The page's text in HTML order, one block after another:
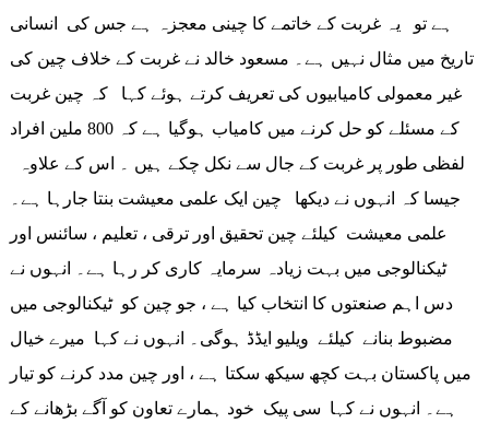
ہے تو یہ غربت کے خاتمے کا چینی معجزہ ہے جس کی انسانی
تاریخ میں مثال نہیں ہے۔ مسعود خالد نے غربت کے خلاف چین کی
غیر معمولی کامیابیوں کی تعریف کرتے ہوئے کہا کہ چین غربت
کے مسئلے کو حل کرنے میں کامیاب ہوگیا ہے کہ 800 ملین افراد
لفظی طور پر غربت کے جال سے نکل چکے ہیں ۔ اس کے علاوہ
جیسا کہ انہوں نے دیکھا چین ایک علمی معیشت بنتا جارہا ہے۔
علمی معیشت کیلئے چین تحقیق اور ترقی ، تعلیم ، سائنس اور
ٹیکنالوجی میں بہت زیادہ سرمایہ کاری کر رہا ہے۔ انہوں نے
دس اہم صنعتوں کا انتخاب کیا ہے ، جو چین کو ٹیکنالوجی میں
مضبوط بنانے کیلئے ویلیو ایڈڈ ہوگی۔ انہوں نے کہا میرے خیال
میں پاکستان بہت کچھ سیکھ سکتا ہے ، اور چین مدد کرنے کو تیار
ہے۔ انہوں نے کہا سی پیک خود ہمارے تعاون کو آگے بڑھانے کے